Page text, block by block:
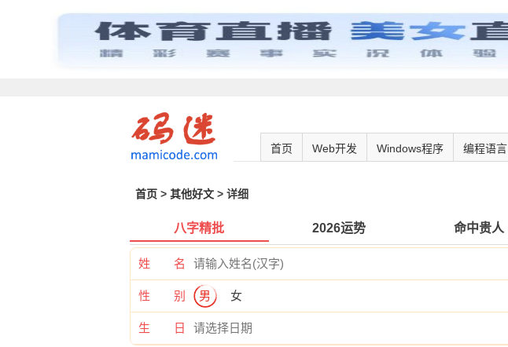
首页 Web开发 Windows程序 编程语言
首页 > 其他好文 > 详细
八字精批 2026运势 命中贵人
姓 名
性 别 男 女
生 日